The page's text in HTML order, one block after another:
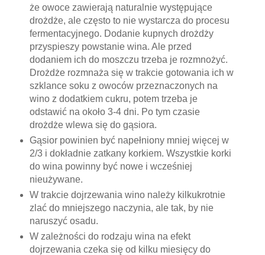
że owoce zawierają naturalnie występujące
drożdże, ale często to nie wystarcza do procesu
fermentacyjnego. Dodanie kupnych drożdży
przyspieszy powstanie wina. Ale przed
dodaniem ich do moszczu trzeba je rozmnożyć.
Drożdże rozmnaża się w trakcie gotowania ich w
szklance soku z owoców przeznaczonych na
wino z dodatkiem cukru, potem trzeba je
odstawić na około 3-4 dni. Po tym czasie
drożdże wlewa się do gąsiora.
Gąsior powinien być napełniony mniej więcej w
2/3 i dokładnie zatkany korkiem. Wszystkie korki
do wina powinny być nowe i wcześniej
nieużywane.
W trakcie dojrzewania wino należy kilkukrotnie
zlać do mniejszego naczynia, ale tak, by nie
naruszyć osadu.
W zależności do rodzaju wina na efekt
dojrzewania czeka się od kilku miesięcy do